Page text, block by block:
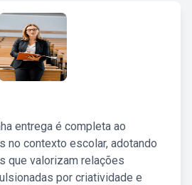
entrega é completa ao
no contexto escolar, adotando
que valorizam relações
por criatividade e